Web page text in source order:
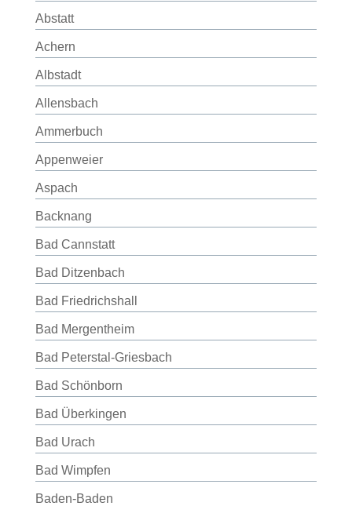
Abstatt
Achern
Albstadt
Allensbach
Ammerbuch
Appenweier
Aspach
Backnang
Bad Cannstatt
Bad Ditzenbach
Bad Friedrichshall
Bad Mergentheim
Bad Peterstal-Griesbach
Bad Schönborn
Bad Überkingen
Bad Urach
Bad Wimpfen
Baden-Baden